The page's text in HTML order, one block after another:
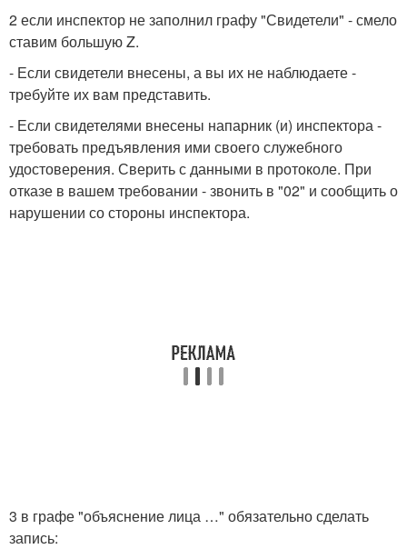
2 если инспектор не заполнил графу "Свидетели" - смело
ставим большую Z.
- Если свидетели внесены, а вы их не наблюдаете -
требуйте их вам представить.
- Если свидетелями внесены напарник (и) инспектора -
требовать предъявления ими своего служебного
удостоверения. Сверить с данными в протоколе. При
отказе в вашем требовании - звонить в "02" и сообщить о
нарушении со стороны инспектора.
3 в графе "объяснение лица …" обязательно сделать
запись: